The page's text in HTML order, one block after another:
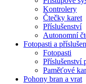
Kontrolery
Čtečky karet
Příslušenství
Autonomní
Fotopasti a
Fotopasti
Příslušenství
Paměťové
Pohony bran a vrat